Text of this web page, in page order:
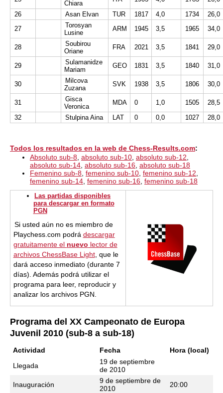
Chiara
26
Asan Elvan TUR 1817 4,0 1734
26,0
27
Torosyan
Lusine
ARM 1945 3,5 1965 34,0
28
Soubirou
Oriane
FRA 2021 3,5 1841 29,0
29
Sulamanidze
Mariam
GEO 1831 3,5 1840 31,0
30
Milcova
Zuzana
SVK 1938 3,5 1806 30,0
31
Gisca
Veronica
MDA 0 1,0 1505
28,5
32
Stulpina Aina LAT 0 0,0 1027 28,0
Todos los resultados en la web de Chess-Results.com:
Absoluto sub-8 absoluto sub-10 absoluto sub-12
absoluto sub-14 absoluto sub-16 absoluto sub-18
Femenino sub-8 femenino sub-10 femenino sub-12
femenino sub-14 femenino sub-16 femenino sub-18
Las partidas disponibles
para descargar en formato
PGN
Si usted aún no es miembro de
Playchess.com podrá descargar
gratuitamente el nuevo lector de
archivos ChessBase Light, que le
dará acceso inmediato (durante 7
días). Además podrá utilizar el
programa para leer, reproducir y
analizar los archivos PGN.
Programa del XX Campeonato de Europa
Juvenil 2010 (sub-8 a sub-18)
Actividad Fecha
Hora (local)
Llegada
19 de septiembre
de 2010
Inauguración
9 de septiembre de
2010
20:00